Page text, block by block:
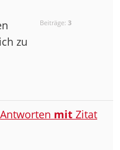
Beiträge:3
zu
Antworten mit Zitat